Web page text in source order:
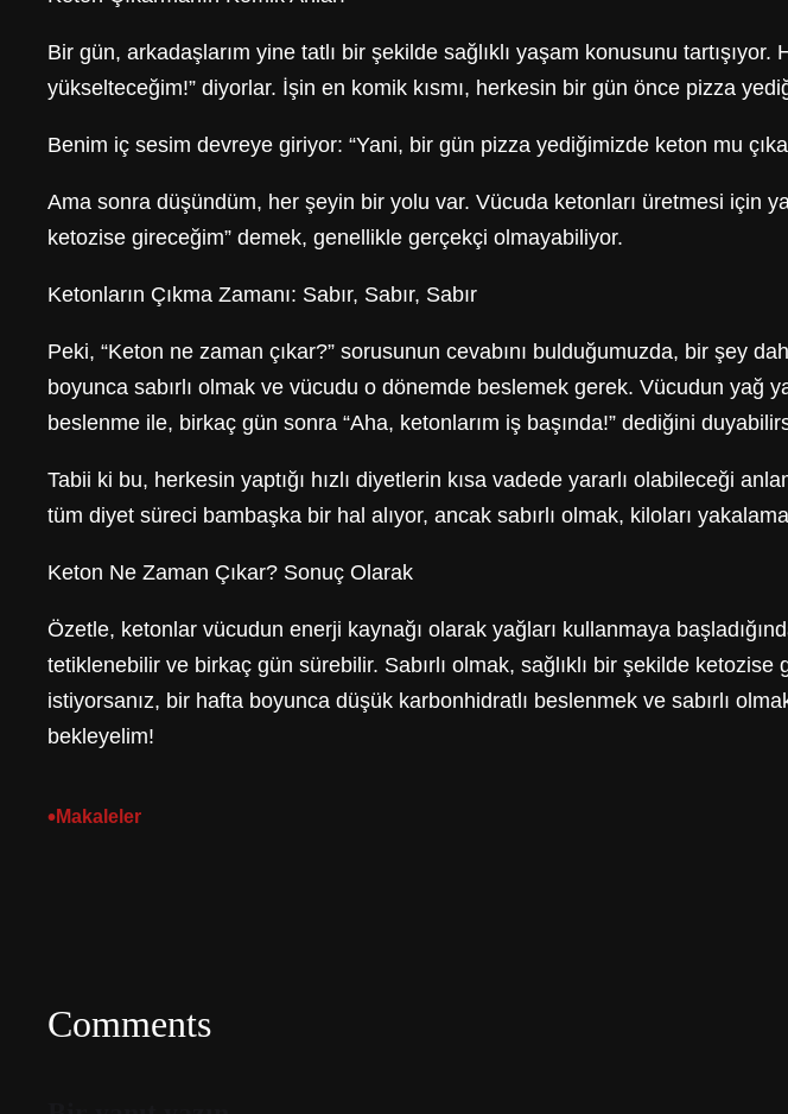
Bir gün, arkadaşlarım yine tatlı bir şekilde sağlıklı yaşam konusunu
yükselteceğim!” diyorlar. İşin en komik kısmı, herkesin bir gün önce pizza
Benim iç sesim devreye giriyor: “Yani, bir gün pizza yediğimizde keton mu
Ama sonra düşündüm, her şeyin bir yolu var. Vücuda ketonları üretmesi için
ketozise gireceğim” demek, genellikle gerçekçi olmayabiliyor.
Ketonların Çıkma Zamanı: Sabır, Sabır, Sabır
Peki, “Keton ne zaman çıkar?” sorusunun cevabını bulduğumuzda, bir şey
boyunca sabırlı olmak ve vücudu o dönemde beslemek gerek. Vücudun yağ
beslenme ile, birkaç gün sonra “Aha, ketonlarım iş başında!” dediğini
Tabii ki bu, herkesin yaptığı hızlı diyetlerin kısa vadede yararlı olabileceği
tüm diyet süreci bambaşka bir hal alıyor, ancak sabırlı olmak, kiloları
Keton Ne Zaman Çıkar? Sonuç Olarak
Özetle, ketonlar vücudun enerji kaynağı olarak yağları kullanmaya
tetiklenebilir ve birkaç gün sürebilir. Sabırlı olmak, sağlıklı bir şekilde ketozise
istiyorsanız, bir hafta boyunca düşük karbonhidratlı beslenmek ve sabırlı
bekleyelim!
•Makaleler
Comments